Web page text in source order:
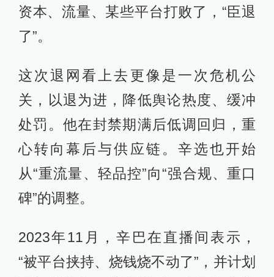
资本、流量、某些平台打败了，“臣退
了”。
这次退网看上去更像是一次危机公
关，以退为进，降低舆论热度、缓冲
处罚。他在封禁期满后低调回归，重
心转向幕后与供应链。辛选也开始
从“重流量、轻品控”向“强合规、重口
碑”的调整。
2023年11月，辛巴在直播间表示，
“被平台挟持、烧钱烧不动了”，并计划